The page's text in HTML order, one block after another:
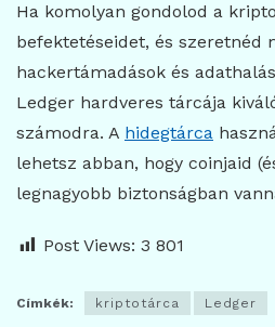
Ha komolyan gondolod a
befektetéseidet, és szeretnéd
hackertámadások és
Ledger hardveres tárcája
számodra. A hidegtárca
lehetsz abban, hogy coinjaid
legnagyobb biztonságban
Post Views: 3 801
Címkék: kriptotárca Ledger